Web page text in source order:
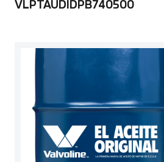
VLPTAUDIDPB740500